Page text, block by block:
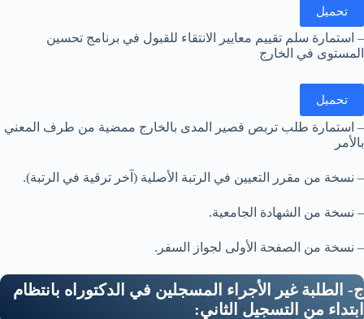
تحميل
– استمارة سلم تقييم معايير الانتقاء للقبول في برنامج تحسين
المستوى في الخارج
تحميل
– استمارة طلب تربص قصير المدى بالخارج ممضية من طرف المعني
بالأمر
– نسخة من مقرر التعيين في الرتبة الأصلية (آخر ترقية في الرتبة).
– نسخة من الشهادة الجامعية.
– نسخة من الصفحة الأولى لجواز السفر.
ج- الطلبة غير الأجراء المسجلين في الدكتوراه بانتظام
ابتداء من التسجيل الثاني: